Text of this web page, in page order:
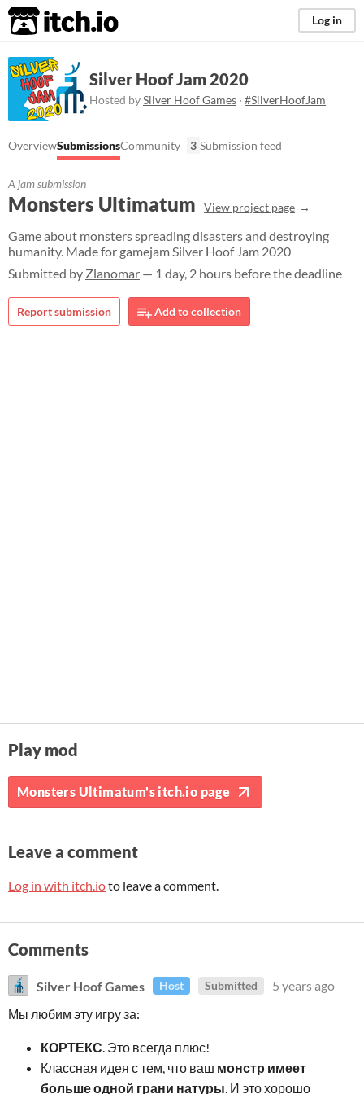
itch.io Log in
Silver Hoof Jam 2020
Hosted bySilver Hoof Games · #SilverHoofJam
OverviewSubmissionsCommunity 3 Submission feed
A jam submission
Monsters Ultimatum View project page
Game about monsters spreading disasters and destroying
humanity. Made for gamejam Silver Hoof Jam 2020
Submitted by Zlanomar — 1 day, 2 hours before the deadline
Report submission Add to collection
Play mod
Monsters Ultimatum's itch.io page
Leave a comment
Log in with itch.ioto leave a comment.
Comments
Silver Hoof Games Host Submitted
5 years ago
Мы любим эту игру за:
КОРТЕКС. Это всегда плюс!
Классная идея с тем, что ваш монстр имеет
больше одной грани натуры. И это хорошо